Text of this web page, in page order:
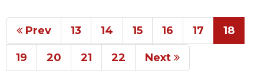
Prev 13 14 15 16 17 18
19 20 21 22 Next